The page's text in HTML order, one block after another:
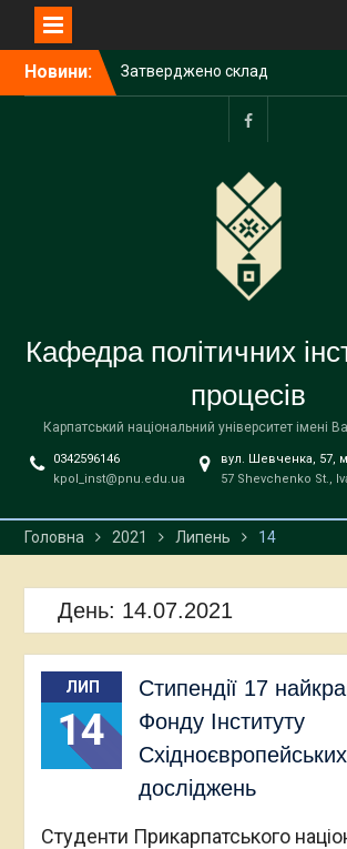
Новини:
Затверджено склад
Наглядової ради
Прикарпатського
університету імені Василя
З Різдвом Христовим!
З НОВИМ РОКОМ!
facebook
Кафедра політичних
процесів
Карпатський національний університет імені
0342596146
kpol_inst@pnu.edu.ua
вул. Шевченка, 57,
57 Shevchenko St.,
Головна 2021 Липень 14
День: 14.07.2021
ЛИП
14
Стипендії 17
Фонду Інституту
Східноєвропейських
досліджень
Студенти Прикарпатського